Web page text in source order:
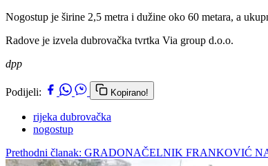
Nogostup je širine 2,5 metra i dužine oko 60 metara, a
Radove je izvela dubrovačka tvrtka Via group d.o.o.
dpp
Podijeli: Kopirano!
rijeka dubrovačka
nogostup
Prethodni članak: GRADONAČELNIK FRANKOVIĆ